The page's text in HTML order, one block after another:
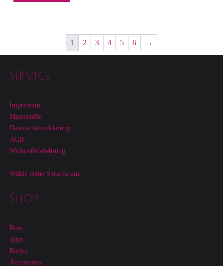
1 2 3 4 5 6 →
Footer sidebar
SERVICE
Impressum
Masstabelle
Datenschutzerklärung
AGB
Widerrufsbelehrung
Wähle deine Sprache aus:
SHOP
Bras
Slips
Bodys
Accessoires